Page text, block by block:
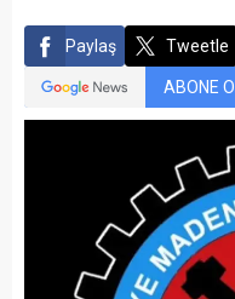
Paylaş Tweetle
ABONE OL